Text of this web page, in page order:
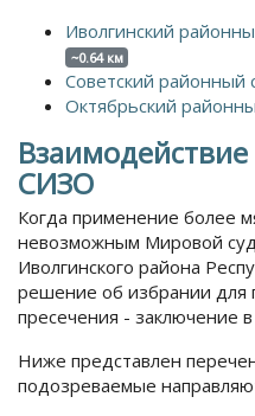
Иволгинский
~0.64 км
Советский районный
Октябрьский
СИЗО
Когда применение более
невозможным Мировой
Иволгинского района
решение об избрании для
пресечения - заключение
Ниже представлен
подозреваемые